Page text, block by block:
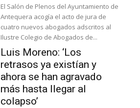
El Salón de Plenos del Ayuntamiento de
Antequera acogía el acto de jura de
cuatro nuevos abogados adscritos al
Ilustre Colegio de Abogados de...
Luis Moreno: ‘Los
retrasos ya existían y
ahora se han agravado
más hasta llegar al
colapso’